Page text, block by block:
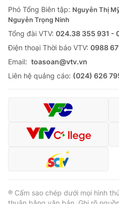
Phó Tổng Biên tập: Nguyễn Thị
Nguyễn Trọng Ninh
Tổng đài VTV: 024.38 355 931 -
Ðiện thoại Thời báo VTV: 0988
Email: toasoan@vtv.vn
Liên hệ quảng cáo: (024) 626
® Cấm sao chép dưới mọi hình